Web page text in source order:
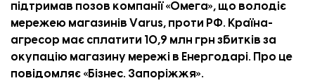
підтримав позов компанії «Омега», що володіє
мережею магазинів Varus, проти РФ. Країна-
агресор має сплатити 10,9 млн грн збитків за
окупацію магазину мережі в Енергодарі. Про це
повідомляє «Бізнес. Запоріжжя».